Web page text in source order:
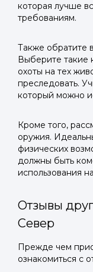
которая лучше
требованиям.
Также обратите
Выберите такие
охоты на тех
преследовать.
который можно
Кроме того,
оружия.
физических
должны быть
использования
Отзывы
Север
Прежде чем
ознакомиться с